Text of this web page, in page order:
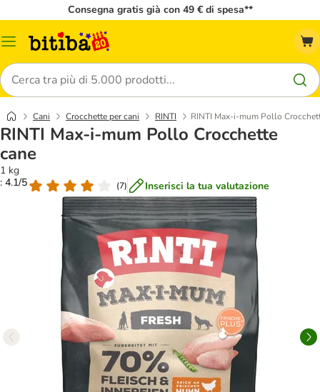
Consegna gratis già con 49 € di spesa**
Overview
Cerca
Cani Crocchette per cani RINTI RINTI Max-i-mum Pollo
RINTI Max-i-mum Pollo Crocchette
cane
1 kg
: 4.1/5
(7) Inserisci la tua valutazione